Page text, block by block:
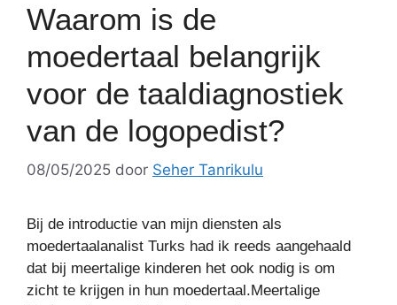
Waarom is de
moedertaal belangrijk
voor de taaldiagnostiek
van de logopedist?
08/05/2025 door Seher Tanrikulu
Bij de introductie van mijn diensten als
moedertaalanalist Turks had ik reeds aangehaald
dat bij meertalige kinderen het ook nodig is om
zicht te krijgen in hun moedertaal.Meertalige